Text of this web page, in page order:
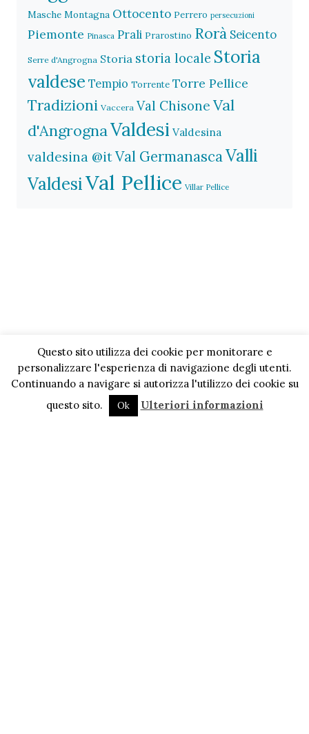
Masche Montagna Ottocento Perrero persecuzioni
Piemonte Pinasca Prali Prarostino Rorà Seicento
Serre d'Angrogna Storia storia locale Storia
valdese Tempio Torrente Torre Pellice
Tradizioni Vaccera Val Chisone Val
d'AngrognaValdesi Valdesina
valdesina @itVal GermanascaValli
ValdesiVal Pellice Villar Pellice
Questo sito utilizza dei cookie per monitorare e
personalizzare l'esperienza di navigazione degli utenti.
Continuando a navigare si autorizza l'utilizzo dei cookie su
questo sito.
Ok Ulteriori informazioni